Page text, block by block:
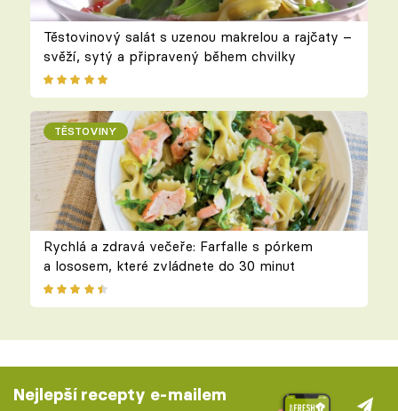
Těstovinový salát s uzenou makrelou a rajčaty –
svěží, sytý a připravený během chvilky
TĚSTOVINY
Rychlá a zdravá večeře: Farfalle s pórkem
a lososem, které zvládnete do 30 minut
Nejlepší recepty e-mailem